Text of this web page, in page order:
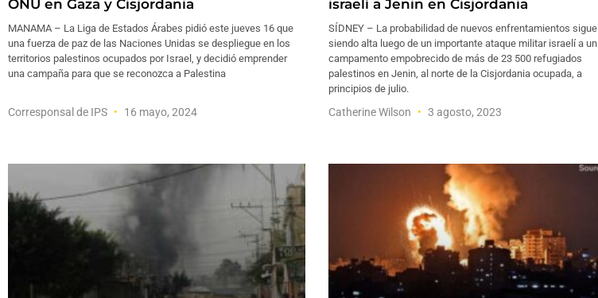
ONU en Gaza y Cisjordania
MANAMA – La Liga de Estados Árabes pidió este jueves 16 que
una fuerza de paz de las Naciones Unidas se despliegue en los
territorios palestinos ocupados por Israel, y decidió emprender
una campaña para que se reconozca a Palestina
Corresponsal de IPS 16 mayo, 2024
israelí a Jenin en Cisjordania
SÍDNEY – La probabilidad de nuevos enfrentamientos sigue
siendo alta luego de un importante ataque militar israelí a un
campamento empobrecido de más de 23 500 refugiados
palestinos en Jenin, al norte de la Cisjordania ocupada, a
principios de julio.
Catherine Wilson 3 agosto, 2023